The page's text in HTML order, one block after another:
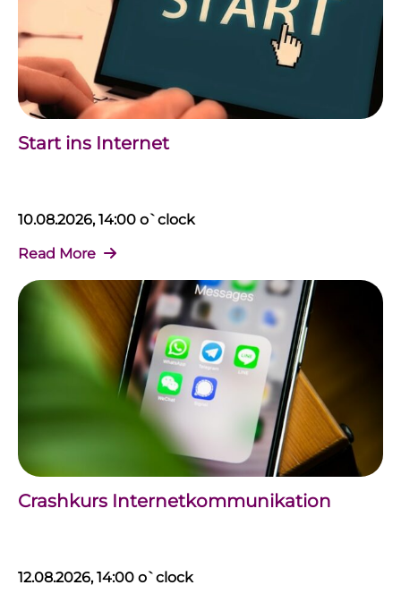
Start ins Internet
10.08.2026, 14:00 o`clock
Read More
Crashkurs Internetkommunikation
12.08.2026, 14:00 o`clock